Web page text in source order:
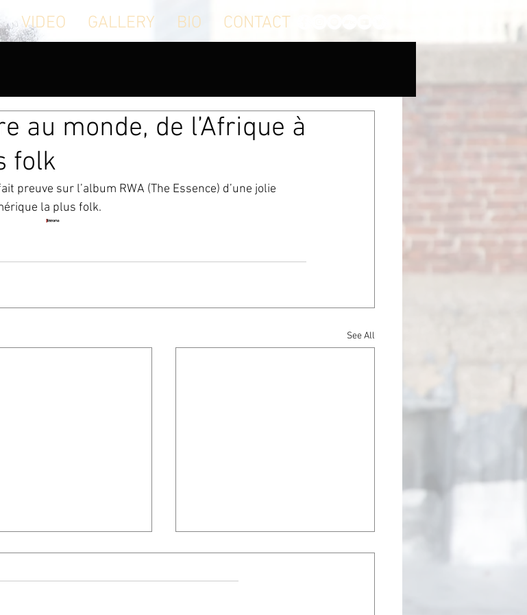
VIDEO GALLERY BIO CONTACT
au monde, de l’Afrique à
folk
preuve sur l’album RWA (The Essence) d’une jolie
la plus folk.
See All